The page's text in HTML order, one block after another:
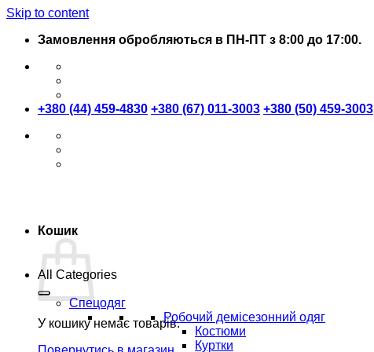
Skip to content
Замовлення обробляються в ПН-ПТ з 8:00 до 17:00.
+380 (44) 459-4830 +380 (67) 011-3003 +380 (50) 459-3003
Кошик
У кошику немає товарів.
All Categories
Спецодяг
Робочий демісезонний одяг
Костюми
Куртки